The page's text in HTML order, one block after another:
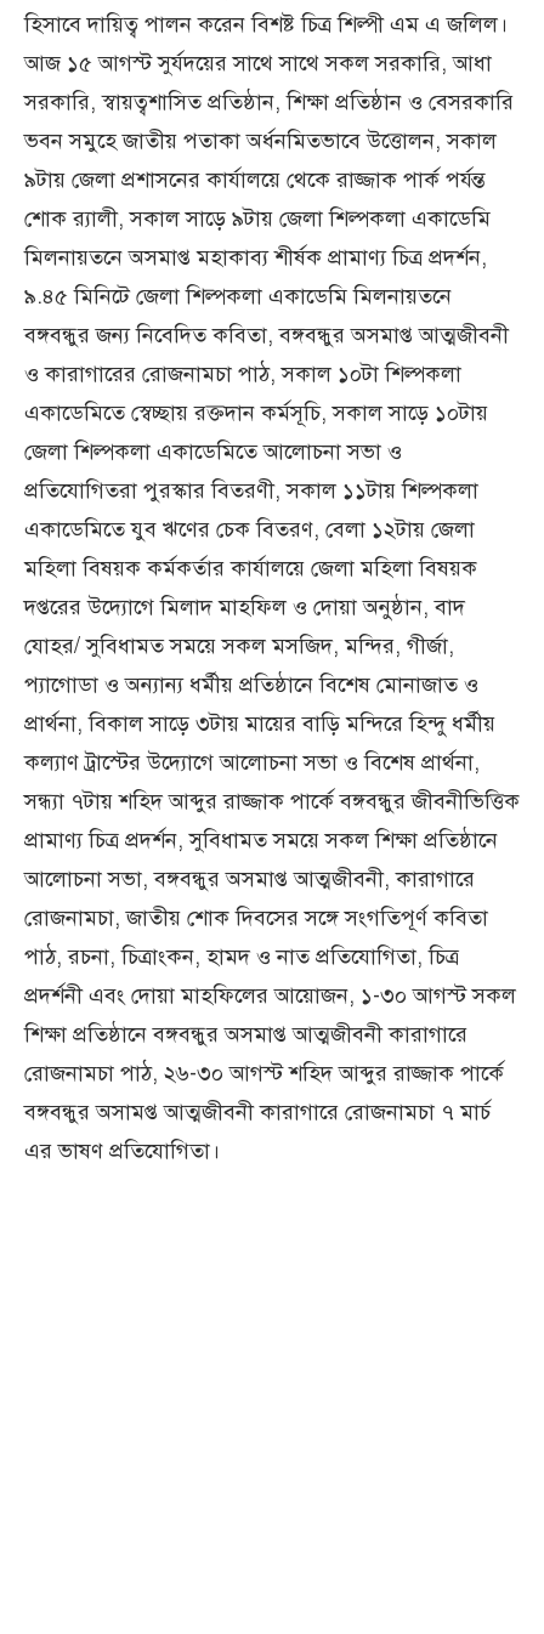
হিসাবে দায়িত্ব পালন করেন বিশষ্ট চিত্র শিল্পী এম এ জলিল।
আজ ১৫ আগস্ট সুর্যদয়ের সাথে সাথে সকল সরকারি, আধা
সরকারি, স্বায়ত্বশাসিত প্রতিষ্ঠান, শিক্ষা প্রতিষ্ঠান ও বেসরকারি
ভবন সমুহে জাতীয় পতাকা অর্ধনমিতভাবে উত্তোলন, সকাল
৯টায় জেলা প্রশাসনের কার্যালয়ে থেকে রাজ্জাক পার্ক পর্যন্ত
শোক র‌্যালী, সকাল সাড়ে ৯টায় জেলা শিল্পকলা একাডেমি
মিলনায়তনে অসমাপ্ত মহাকাব্য শীর্ষক প্রামাণ্য চিত্র প্রদর্শন,
৯.৪৫ মিনিটে জেলা শিল্পকলা একাডেমি মিলনায়তনে
বঙ্গবন্ধুর জন্য নিবেদিত কবিতা, বঙ্গবন্ধুর অসমাপ্ত আত্মজীবনী
ও কারাগারের রোজনামচা পাঠ, সকাল ১০টা শিল্পকলা
একাডেমিতে স্বেচ্ছায় রক্তদান কর্মসূচি, সকাল সাড়ে ১০টায়
জেলা শিল্পকলা একাডেমিতে আলোচনা সভা ও
প্রতিযোগিতরা পুরস্কার বিতরণী, সকাল ১১টায় শিল্পকলা
একাডেমিতে যুব ঋণের চেক বিতরণ, বেলা ১২টায় জেলা
মহিলা বিষয়ক কর্মকর্তার কার্যালয়ে জেলা মহিলা বিষয়ক
দপ্তরের উদ্যোগে মিলাদ মাহফিল ও দোয়া অনুষ্ঠান, বাদ
যোহর/ সুবিধামত সময়ে সকল মসজিদ, মন্দির, গীর্জা,
প্যাগোডা ও অন্যান্য ধর্মীয় প্রতিষ্ঠানে বিশেষ মোনাজাত ও
প্রার্থনা, বিকাল সাড়ে ৩টায় মায়ের বাড়ি মন্দিরে হিন্দু ধর্মীয়
কল্যাণ ট্রাস্টের উদ্যোগে আলোচনা সভা ও বিশেষ প্রার্থনা,
সন্ধ্যা ৭টায় শহিদ আব্দুর রাজ্জাক পার্কে বঙ্গবন্ধুর জীবনীভিত্তিক
প্রামাণ্য চিত্র প্রদর্শন, সুবিধামত সময়ে সকল শিক্ষা প্রতিষ্ঠানে
আলোচনা সভা, বঙ্গবন্ধুর অসমাপ্ত আত্মজীবনী, কারাগারে
রোজনামচা, জাতীয় শোক দিবসের সঙ্গে সংগতিপূর্ণ কবিতা
পাঠ, রচনা, চিত্রাংকন, হামদ ও নাত প্রতিযোগিতা, চিত্র
প্রদর্শনী এবং দোয়া মাহফিলের আয়োজন, ১-৩০ আগস্ট সকল
শিক্ষা প্রতিষ্ঠানে বঙ্গবন্ধুর অসমাপ্ত আত্মজীবনী কারাগারে
রোজনামচা পাঠ, ২৬-৩০ আগস্ট শহিদ আব্দুর রাজ্জাক পার্কে
বঙ্গবন্ধুর অসামপ্ত আত্মজীবনী কারাগারে রোজনামচা ৭ মার্চ
এর ভাষণ প্রতিযোগিতা।